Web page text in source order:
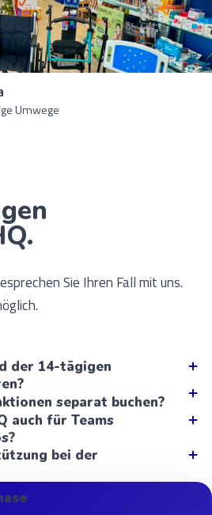
Umwege
Sie Ihren Fall mit uns.
der 14-tägigen
separat buchen?
auch für Teams
bei der